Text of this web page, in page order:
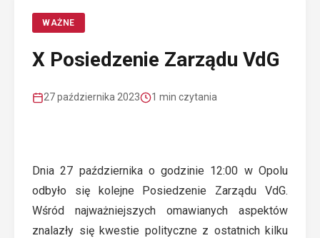
WAŻNE
X Posiedzenie Zarządu VdG
27 października 2023 1 min czytania
Dnia 27 października o godzinie 12:00 w Opolu
odbyło się kolejne Posiedzenie Zarządu VdG.
Wśród najważniejszych omawianych aspektów
znalazły się kwestie polityczne z ostatnich kilku